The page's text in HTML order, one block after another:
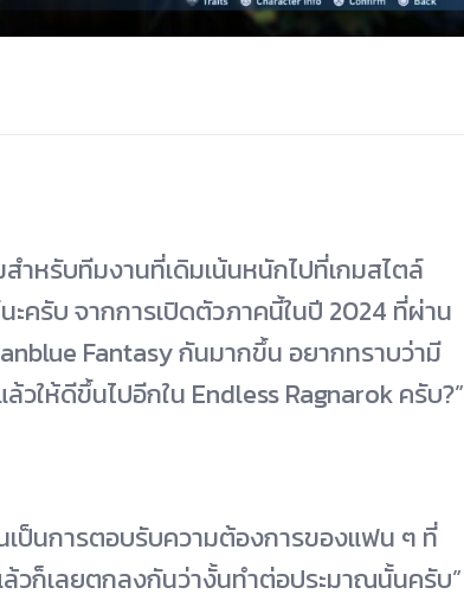
ำหรับทีมงานที่เดิมเน้นหนักไปที่เกมสไตล์
ครับ จากการเปิดตัวภาคนี้ในปี 2024 ที่ผ่าน
Fantasy กันมากขึ้น อยากทราบว่ามี
ให้ดีขึ้นไปอีกใน Endless Ragnarok ครับ?”
เป็นการตอบรับความต้องการของแฟน ๆ ที่
วก็เลยตกลงกันว่างั้นทำต่อประมาณนั้นครับ”